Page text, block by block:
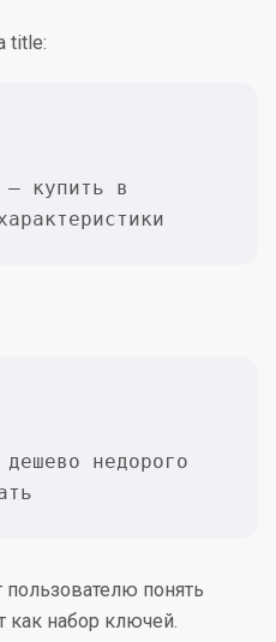
title:
— купить в
недорого
понять
как набор ключей.